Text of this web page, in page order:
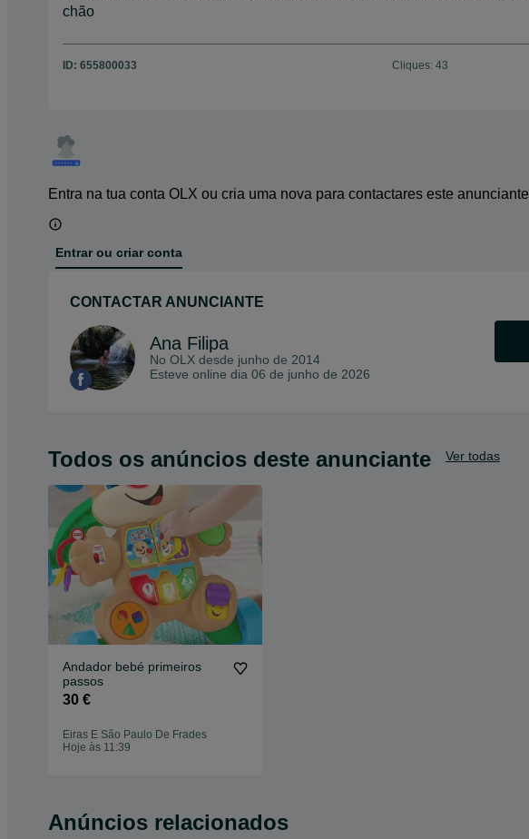
chão
ID: 655800033 Cliques: 43
Entra na tua conta OLX ou cria uma nova para contactares este anunciante
Entrar ou criar conta
CONTACTAR ANUNCIANTE
Ana Filipa
No OLX desde junho de 2014
Esteve online dia 06 de junho de 2026
Todos os anúncios deste anunciante Ver todas
Andador bebé primeiros
passos
30 €
Eiras E São Paulo De Frades
Hoje às 11:39
Anúncios relacionados